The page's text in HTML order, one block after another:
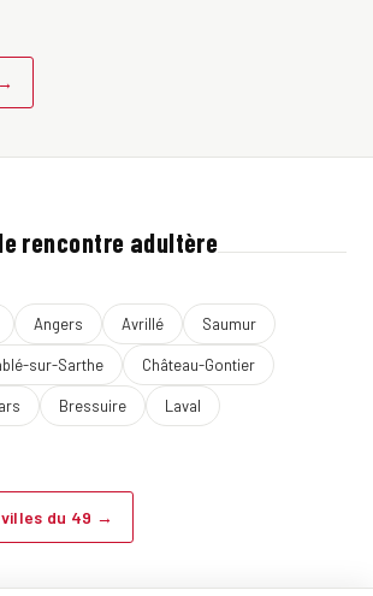
rencontre adultère
Angers Avrillé Saumur
sur-Sarthe Château-Gontier
Bressuire Laval
du 49 →